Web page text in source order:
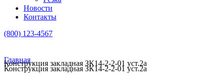
Новости
Контакты
(800) 123-4567
Главная
Конструкция закладная ЗК14-2-2-01 уст.2а
Конструкция закладная ЗК14-2-2-01 уст.2а